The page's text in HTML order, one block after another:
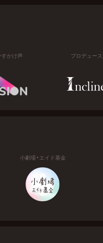
かけ声 プロデュース
小劇場・エイド基金